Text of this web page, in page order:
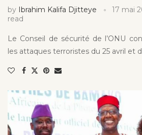
by Ibrahim Kalifa Djitteye 17 mai
read
Le Conseil de sécurité de l’ONU
les attaques terroristes du 25 avril et